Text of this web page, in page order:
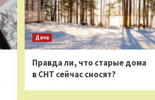
Дача
Правда ли, что старые дома
в СНТ сейчас сносят?